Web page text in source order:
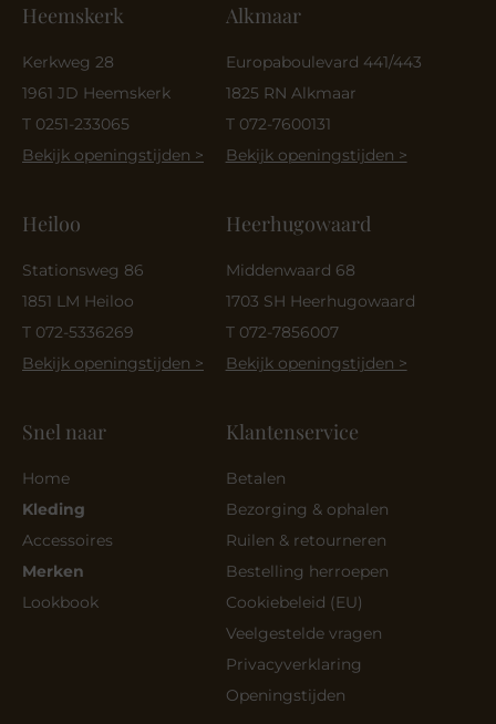
Heemskerk
Kerkweg 28
1961 JD Heemskerk
T 0251-233065
Bekijk openingstijden >
Heiloo
Stationsweg 86
1851 LM Heiloo
T 072-5336269
Bekijk openingstijden >
Alkmaar
Europaboulevard 441/443
1825 RN Alkmaar
T 072-7600131
Bekijk openingstijden >
Heerhugowaard
Middenwaard 68
1703 SH Heerhugowaard
T 072-7856007
Bekijk openingstijden >
Snel naar
Home
Kleding
Accessoires
Merken
Lookbook
Klantenservice
Betalen
Bezorging & ophalen
Ruilen & retourneren
Bestelling herroepen
Cookiebeleid (EU)
Veelgestelde vragen
Privacyverklaring
Openingstijden